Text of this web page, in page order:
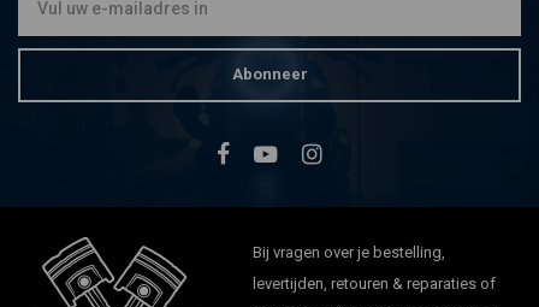
Abonneer
Bij vragen over je bestelling,
levertijden, retouren & reparaties of